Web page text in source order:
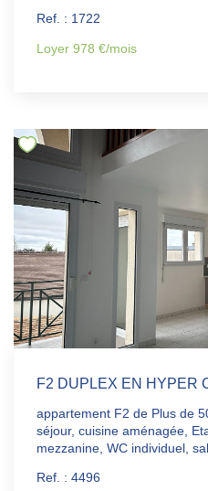
213.75€ de charges :
tom) Eau chaude par
763.89€ - Honoraires agence : 811.20 ( 623.86+ 187.34).
Ref. : 1722
Loyer 978 €/mois
F2 DUPLEX EN HYPER
appartement F2 de Plus de
séjour, cuisine aménagée,
mezzanine, WC individuel,
communs, taxe ordures
Ref. : 4496